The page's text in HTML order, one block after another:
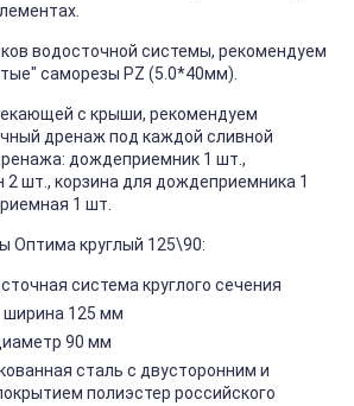
водосточной системы, рекомендуем
саморезы PZ (5.0*40мм).
с крыши, рекомендуем
дренаж под каждой сливной
дождеприемник 1 шт.,
2 шт., корзина для дождеприемника 1
1 шт.
Оптима круглый 125\90:
система круглого сечения
125 мм
90 мм
сталь с двусторонним и
полиэстер российского